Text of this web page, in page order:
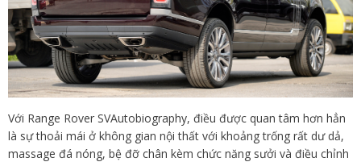
Với Range Rover SVAutobiography, điều được quan tâm hơn hẳn
là sự thoải mái ở không gian nội thất với khoảng trống rất dư dả,
massage đá nóng, bệ đỡ chân kèm chức năng sưởi và điều chỉnh